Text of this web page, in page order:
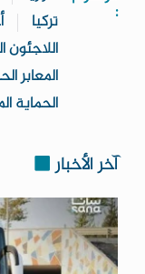
:
تركيا
اللاجئون
المعابر
الحماية
آخر الأخبار